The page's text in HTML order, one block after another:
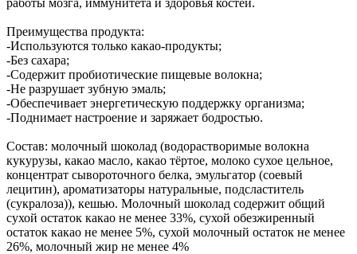
Преимущества продукта:
-Используются только какао-продукты;
-Без сахара;
-Содержит пробиотические пищевые волокна;
-Не разрушает зубную эмаль;
-Обеспечивает энергетическую поддержку организма;
-Поднимает настроение и заряжает бодростью.
Состав: молочный шоколад (водорастворимые волокна
кукурузы, какао масло, какао тёртое, молоко сухое цельное,
концентрат сывороточного белка, эмульгатор (соевый
лецитин), ароматизаторы натуральные, подсластитель
(сукралоза)), кешью. Молочный шоколад содержит общий
сухой остаток какао не менее 33%, сухой обезжиренный
остаток какао не менее 5%, сухой молочный остаток не менее
26%, молочный жир не менее 4%